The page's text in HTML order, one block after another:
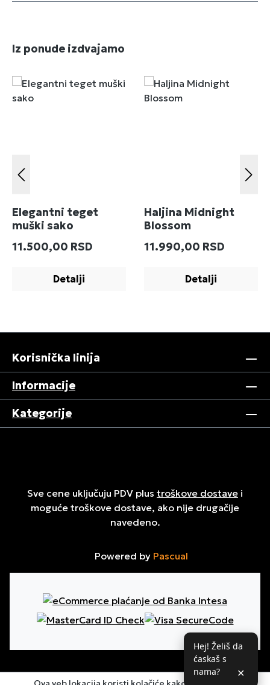
Hej! Želiš da
ćaskaš s
nama?
✕
Preskoči galeriju proizvoda
Iz ponude izdvajamo
Elegantni teget
muški sako
Redovna cena:
11.500,00 RSD
Detalji
Haljina Midnight
Blossom
Redovna cena:
11.990,00 RSD
Detalji
Korisnička linija
Informacije
Kategorije
Sve cene uključuju PDV plus troškove dostave i
moguće troškove dostave, ako nije drugačije
navedeno.
Powered by Pascual